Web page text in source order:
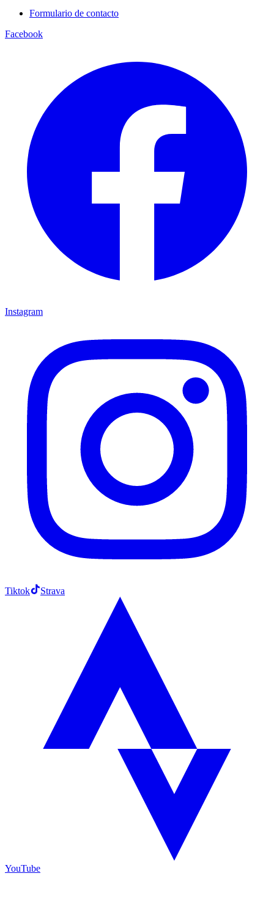
Formulario de contacto
Facebook
Instagram
Tiktok Strava
YouTube